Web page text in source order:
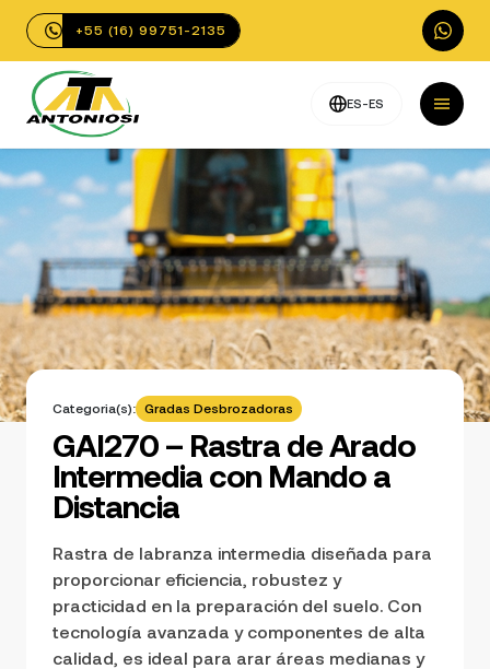
+55 (16) 99751-2135
ES-ES
Categoria(s): Gradas Desbrozadoras
GAI270 – Rastra de Arado
Intermedia con Mando a
Distancia
Rastra de labranza intermedia diseñada para
proporcionar eficiencia, robustez y
practicidad en la preparación del suelo. Con
tecnología avanzada y componentes de alta
calidad, es ideal para arar áreas medianas y